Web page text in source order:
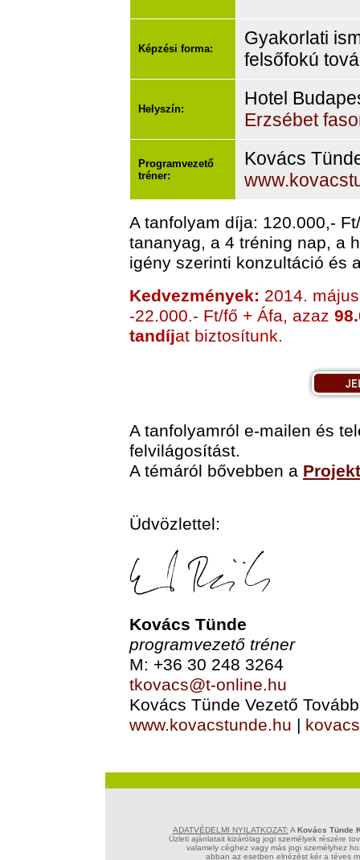
Képzési forma:
Gyakorlati
felsőfokú
Helyszín:
Hotel
Erzsébet
Programvezető
tréner:
Kovács
A tanfolyam díja: 120.000,-
tananyag, a 4 tréning nap, a
igény szerinti konzultáció és
Kedvezmények: 2014.
-22.000.- Ft/fő + Áfa, azaz
tandíjat biztosítunk.
A tanfolyamról e-mailen és
felvilágosítást.
A témáról bővebben a
Üdvözlettel:
Kovács Tünde
programvezető tréner
M: +36 30 248 3264
tkovacs@t-online.hu
Kovács Tünde Vezető
www.kovacstunde.hu |
ADATVÉDELMI NYILATKOZAT: A Kovács Tünde
Üzleti ajánlatait kizárólag jogi személyek részére
valamely céghez vagy más jogi személyhez
abban az esetben elnézést kér a téves